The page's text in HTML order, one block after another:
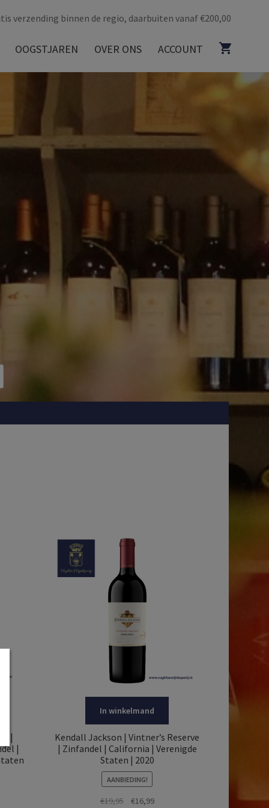
verzending binnen de regio, daarbuiten vanaf €200,00
OOGSTJAREN OVER ONS ACCOUNT
|
|
In winkelmand
Kendall Jackson | Vintner’s Reserve
| Zinfandel | California | Verenigde
Staten | 2020
AANBIEDING!
€19,95
Oorspronkelijke
€16,99Huidige